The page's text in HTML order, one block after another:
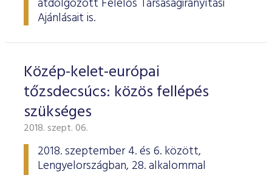
átdolgozott Felelős Társaságirányítási
Ajánlásait is.
Közép-kelet-európai
tőzsdecsúcs: közös fellépés
szükséges
2018. szept. 06.
2018. szeptember 4. és 6. között,
Lengyelországban, 28. alkalommal